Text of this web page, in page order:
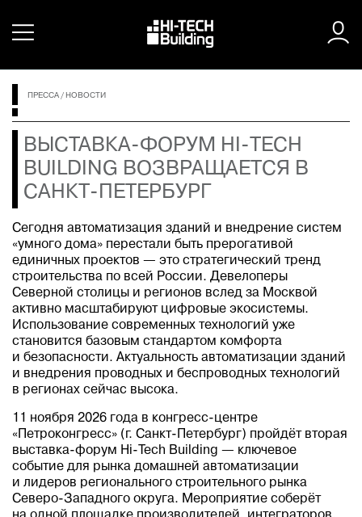
ПРЕССА / НОВОСТИ
ВЫСТАВКА-ФОРУМ HI-TECH
BUILDING ВОЗВРАЩАЕТСЯ В
САНКТ-ПЕТЕРБУРГ
Сегодня автоматизация зданий и внедрение систем
«умного дома» перестали быть прерогативой
единичных проектов — это стратегический тренд
строительства по всей России. Девелоперы
Северной столицы и регионов вслед за Москвой
активно масштабируют цифровые экосистемы.
Использование современных технологий уже
становится базовым стандартом комфорта
и безопасности. Актуальность автоматизации зданий
и внедрения проводных и беспроводных технологий
в регионах сейчас высока.
11 ноября 2026 года в конгресс-центре
«Петроконгресс» (г. Санкт-Петербург) пройдёт вторая
выставка-форум Hi-Tech Building — ключевое
событие для рынка домашней автоматизации
и лидеров регионального строительного рынка
Северо-Западного округа. Мероприятие соберёт